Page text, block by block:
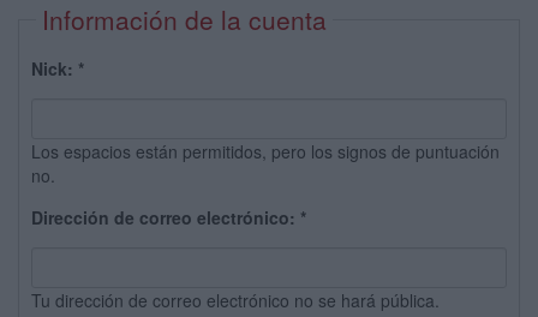
Información de la cuenta
Nick: *
Los espacios están permitidos, pero los signos de puntuación
no.
Dirección de correo electrónico: *
Tu dirección de correo electrónico no se hará pública.